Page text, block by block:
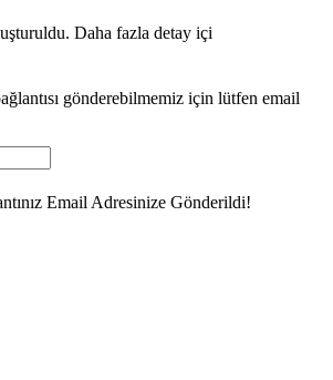
Daha fazla detay içi
gönderebilmemiz için lütfen email
Email Adresinize Gönderildi!